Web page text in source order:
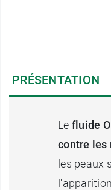
PRÉSENTATION
Le fluide
contre les
les peaux